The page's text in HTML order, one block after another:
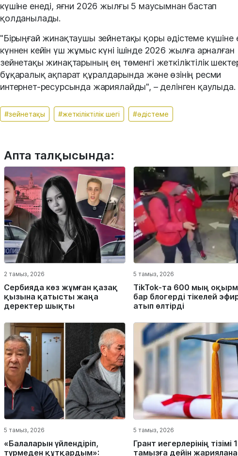
күшіне енеді, яғни 2026 жылғы 5 маусымнан бастап
қолданылады.
"Бірыңғай жинақтаушы зейнетақы қоры әдістеме күшіне
күннен кейін үш жұмыс күні ішінде 2026 жылға арналған
зейнетақы жинақтарының ең төменгі жеткіліктілік
бұқаралық ақпарат құралдарында және өзінің ресми
интернет-ресурсында жариялайды", – делінген қаулыда.
#зейнетақы #жеткіліктілік шегі #әдістеме
Апта талқысында:
2 тамыз, 2026
Сербияда көз жұмған қазақ
қызына қатысты жаңа
деректер шықты
5 тамыз, 2026
TikTok-та 600 мың
бар блогерді тікелей
атып өлтірді
5 тамыз, 2026
«Балаларын үйлендіріп,
түрмеден құтқардым»:
5 тамыз, 2026
Грант иегерлерінің тізімі
тамызға дейін